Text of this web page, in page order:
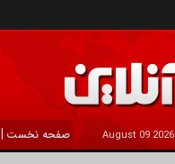
2026 August 09 صفحه نخست |